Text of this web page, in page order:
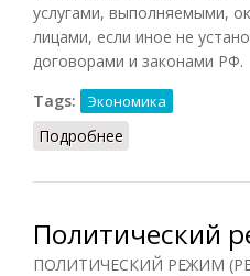
услугами, выполняемыми,
лицами, если иное не
договорами и законами РФ.
Tags:
Экономика
Подробнее
Политический
ПОЛИТИЧЕСКИЙ РЕЖИМ